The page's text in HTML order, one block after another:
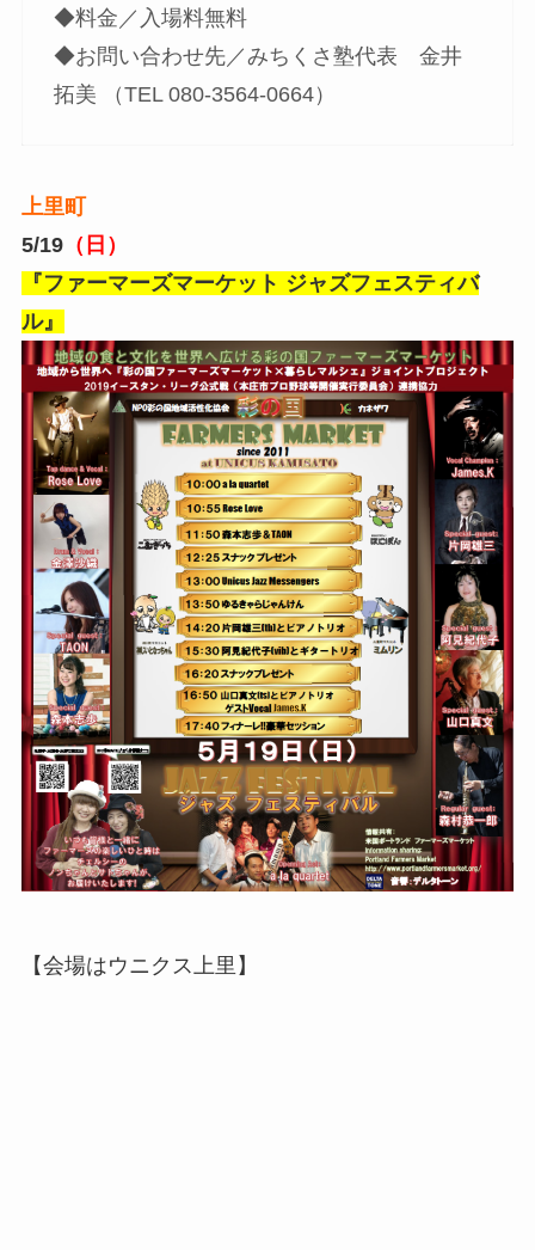
◆料金／入場料無料
◆お問い合わせ先／みちくさ塾代表 金井
拓美 （TEL 080-3564-0664）
上里町
5/19（日）
『ファーマーズマーケット ジャズフェスティバ
ル』
【会場はウニクス上里】